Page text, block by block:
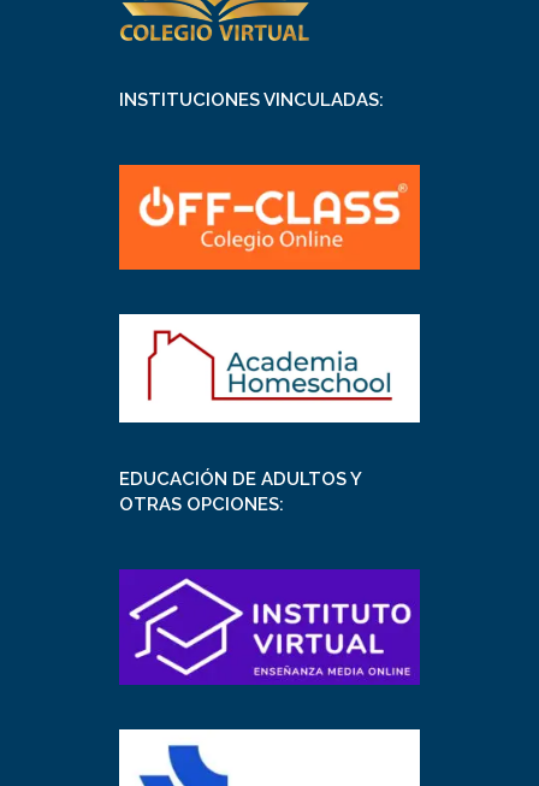
INSTITUCIONES VINCULADAS:
EDUCACIÓN DE ADULTOS Y
OTRAS OPCIONES: